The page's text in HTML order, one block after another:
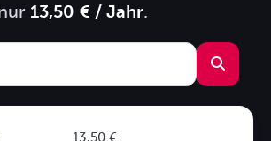
13,50 € / Jahr.
13,50 €